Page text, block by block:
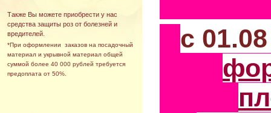
Также Вы можете приобрести у нас
средства защиты роз от болезней и
вредителей.
*При оформлении заказов на посадочный
материал и укрывной материал общей
суммой более 40 000 рублей требуется
предоплата от 50%.
с